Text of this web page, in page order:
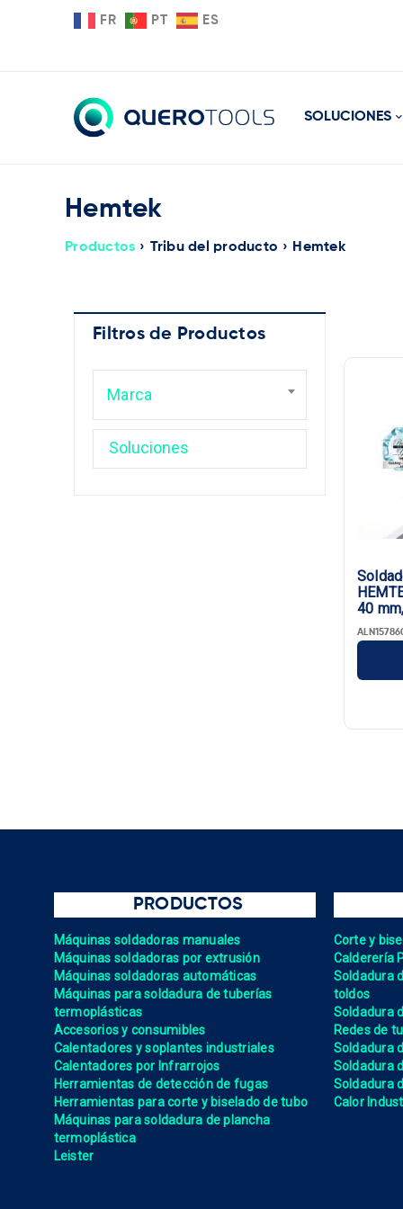
FR PT ES
SOLUCIONES
Hemtek
Productos › Tribu del producto › Hemtek
Filtros de Productos
Marca
40
PRODUCTOS
Máquinas soldadoras manuales
Máquinas soldadoras por extrusión
Máquinas soldadoras automáticas
Máquinas para soldadura de tuberías
termoplásticas
Accesorios y consumibles
Calentadores y soplantes industriales
Calentadores por Infrarrojos
Herramientas de detección de fugas
Herramientas para corte y biselado de tubo
Máquinas para soldadura de plancha
termoplástica
Leister
Corte y
Calderería
Soldadura
toldos
Soldadura
Redes de
Soldadura
Soldadura
Soldadura
Calor